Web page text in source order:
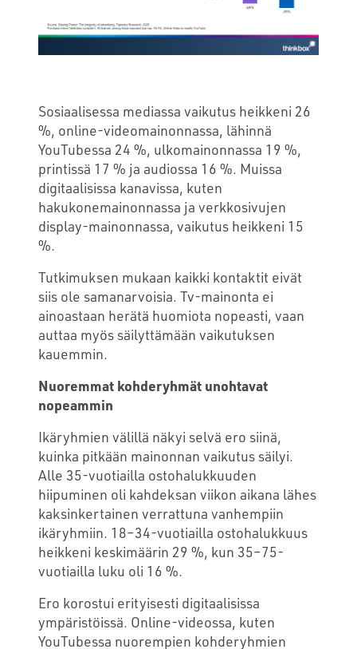
Sosiaalisessa mediassa vaikutus heikkeni 26
%, online-videomainonnassa, lähinnä
YouTubessa 24 %, ulkomainonnassa 19 %,
printissä 17 % ja audiossa 16 %. Muissa
digitaalisissa kanavissa, kuten
hakukonemainonnassa ja verkkosivujen
display-mainonnassa, vaikutus heikkeni 15
%.
Tutkimuksen mukaan kaikki kontaktit eivät
siis ole samanarvoisia. Tv-mainonta ei
ainoastaan herätä huomiota nopeasti, vaan
auttaa myös säilyttämään vaikutuksen
kauemmin.
Nuoremmat kohderyhmät unohtavat
nopeammin
Ikäryhmien välillä näkyi selvä ero siinä,
kuinka pitkään mainonnan vaikutus säilyi.
Alle 35-vuotiailla ostohalukkuuden
hiipuminen oli kahdeksan viikon aikana lähes
kaksinkertainen verrattuna vanhempiin
ikäryhmiin. 18–34-vuotiailla ostohalukkuus
heikkeni keskimäärin 29 %, kun 35–75-
vuotiailla luku oli 16 %.
Ero korostui erityisesti digitaalisissa
ympäristöissä. Online-videossa, kuten
YouTubessa nuorempien kohderyhmien